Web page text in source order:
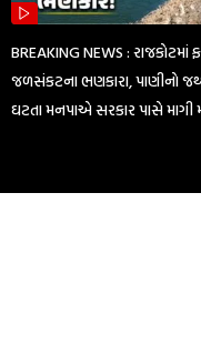
BREAKING NEWS : રાજકોટમાં
જળસંકટના ભણકારા, પાણીનો
ઘટતા મનપાએ સરકાર પાસે માગી